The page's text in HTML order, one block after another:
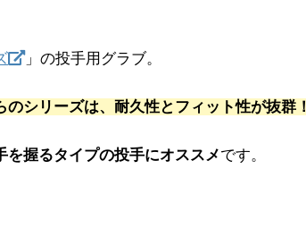
」の投手用グラブ。
シリーズは、耐久性とフィット性が抜群！
を握るタイプの投手にオススメです。